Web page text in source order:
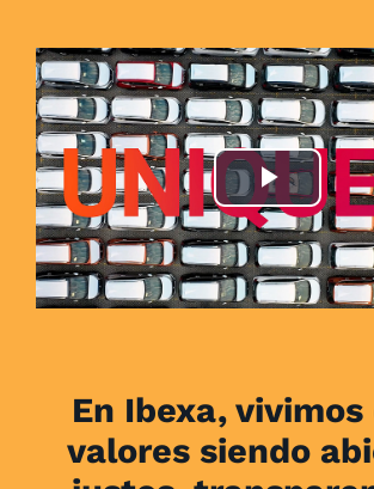
Play
Video
En Ibexa,
valores siendo